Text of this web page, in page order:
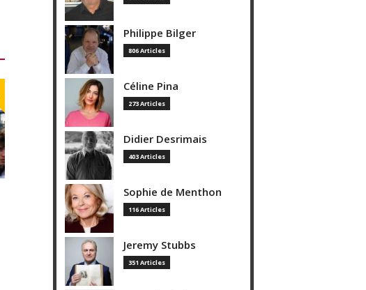
Philippe Bilger
806 Articles
Céline Pina
273 Articles
Didier Desrimais
403 Articles
Sophie de Menthon
116 Articles
Jeremy Stubbs
351 Articles